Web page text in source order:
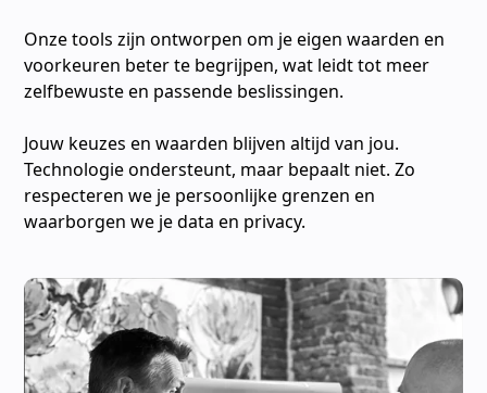
Onze tools zijn ontworpen om je eigen waarden en
voorkeuren beter te begrijpen, wat leidt tot meer
zelfbewuste en passende beslissingen.
Jouw keuzes en waarden blijven altijd van jou.
Technologie ondersteunt, maar bepaalt niet. Zo
respecteren we je persoonlijke grenzen en
waarborgen we je data en privacy.